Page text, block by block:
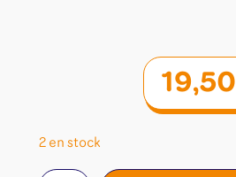
19,50
2 en stock